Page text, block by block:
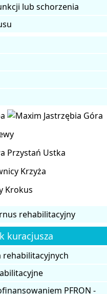
lub schorzenia
rehabilitacyjny
kuracjusza
rehabilitacyjnych
PFRON -